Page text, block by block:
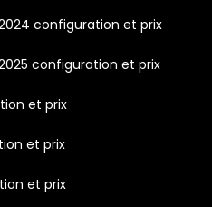
configuration et prix
configuration et prix
et prix
et prix
et prix